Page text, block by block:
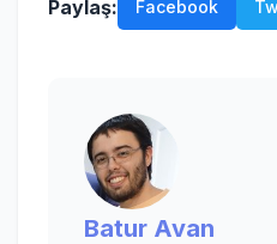
Paylaş: Facebook
Batur Avan